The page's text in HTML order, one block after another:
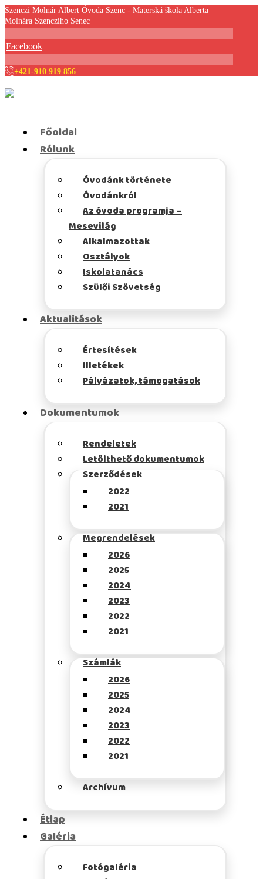
Szenczi Molnár Albert Óvoda Szenc - Materská škola Alberta
Molnára Szencziho Senec
Facebook
+421-910 919 856
Főoldal
Rólunk
Óvodánk története
Óvodánkról
Az óvoda programja –
Mesevilág
Alkalmazottak
Osztályok
Iskolatanács
Szülői Szövetség
Aktualitások
Értesítések
Illetékek
Pályázatok, támogatások
Dokumentumok
Rendeletek
Letölthető dokumentumok
Szerződések
2022
2021
Megrendelések
2026
2025
2024
2023
2022
2021
Számlák
2026
2025
2024
2023
2022
2021
Archívum
Étlap
Galéria
Fotógaléria